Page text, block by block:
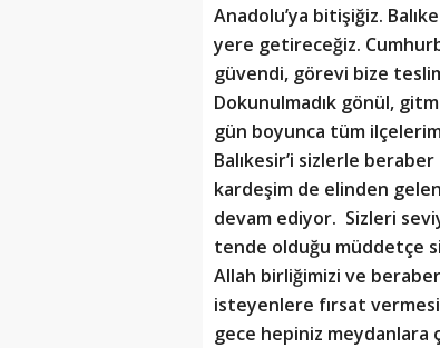
Anadolu’ya bitişiğiz.
yere getireceğiz.
güvendi, görevi bize
Dokunulmadık gönül,
gün boyunca tüm
Balıkesir’i sizlerle
kardeşim de elinden
devam ediyor. Sizleri
tende olduğu müddetçe
Allah birliğimizi ve
isteyenlere fırsat
gece hepiniz meydanlara